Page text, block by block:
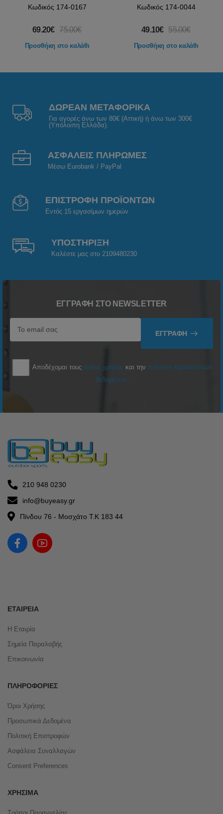
Κωδικός 174-0167
69.20€ 75.00€
Προσθήκη στο καλάθι
Κωδικός 174-0044
49.10€ 55.00€
Προσθήκη στο καλάθι
ΔΩΡΕΑΝ ΜΕΤΑΦΟΡΙΚΑ
Για αγορές άνω των 80€ (Αττική) ή άνω των 300€
(Υπόλοιπη Ελλάδα).
ΑΣΦΑΛΕΙΣ ΠΛΗΡΩΜΕΣ
Μέσω Eurobank / PayPal
ΕΠΙΣΤΡΟΦΗ ΠΡΟΪΟΝΤΩΝ
Εντός 15 εργασίμων ημερών
ΥΠΟΣΤΗΡΙΞΗ
Καλέστε μας στο 2109480230
ΕΓΓΡΑΦΉ ΣΤΟ NEWSLETTER
ΕΓΓΡΑΦΉ
Αποδέχομαι τους όρους χρήσης και την πολιτική προσωπικών
δεδομένων
210 948 0230
info@buyeasy.gr
Πίνδου 76 - Μοσχάτο Τ.Κ 183 44
ΕΤΑΙΡΕΊΑ
Η Εταιρία
Σημεία Παραλαβής
Επικοινωνία
ΠΛΗΡΟΦΟΡΊΕΣ
Όροι Χρήσης
Προσωπικά Δεδομένα
Πολιτική Επιστροφών
Ασφάλεια Συναλλαγών
Consent Preferences
ΧΡΉΣΙΜΑ